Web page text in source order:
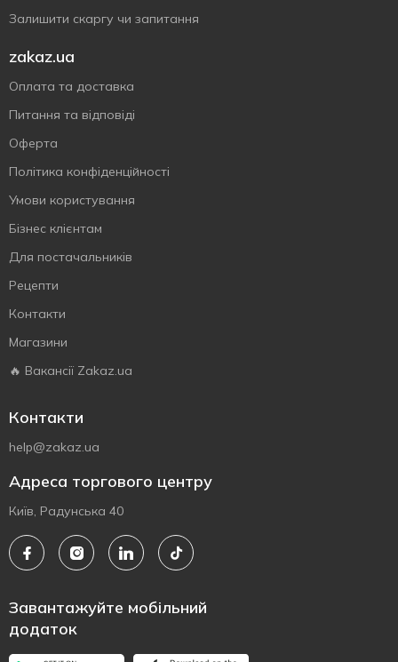
Залишити скаргу чи запитання
zakaz.ua
Оплата та доставка
Питання та відповіді
Оферта
Політика конфіденційності
Умови користування
Бізнес клієнтам
Для постачальників
Рецепти
Контакти
Магазини
🔥 Вакансії Zakaz.ua
Контакти
help@zakaz.ua
Адреса торгового центру
Київ, Радунська 40
Завантажуйте мобільний
додаток